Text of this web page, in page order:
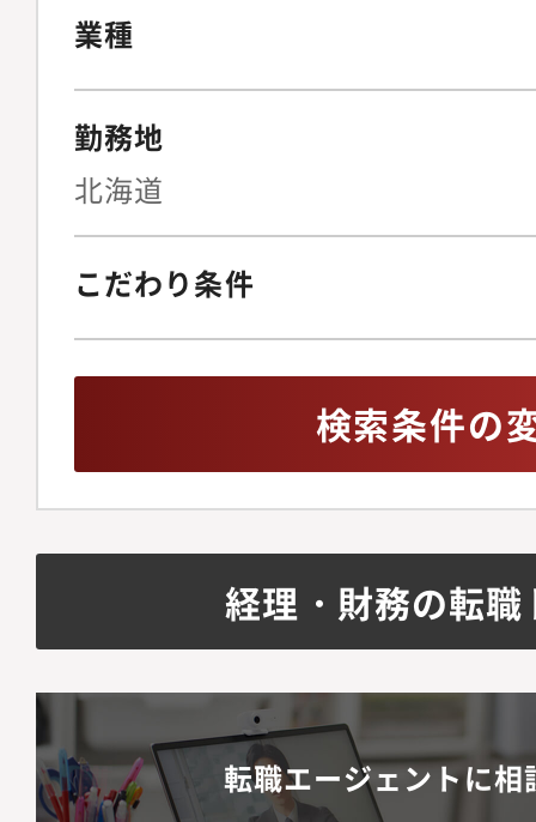
い会社です。1on1を
ライアントの成長に
ることができます。
業種
勤務地
北海道
こだわり条件
検索条件の
経理・財務の転
転職エージェントに相